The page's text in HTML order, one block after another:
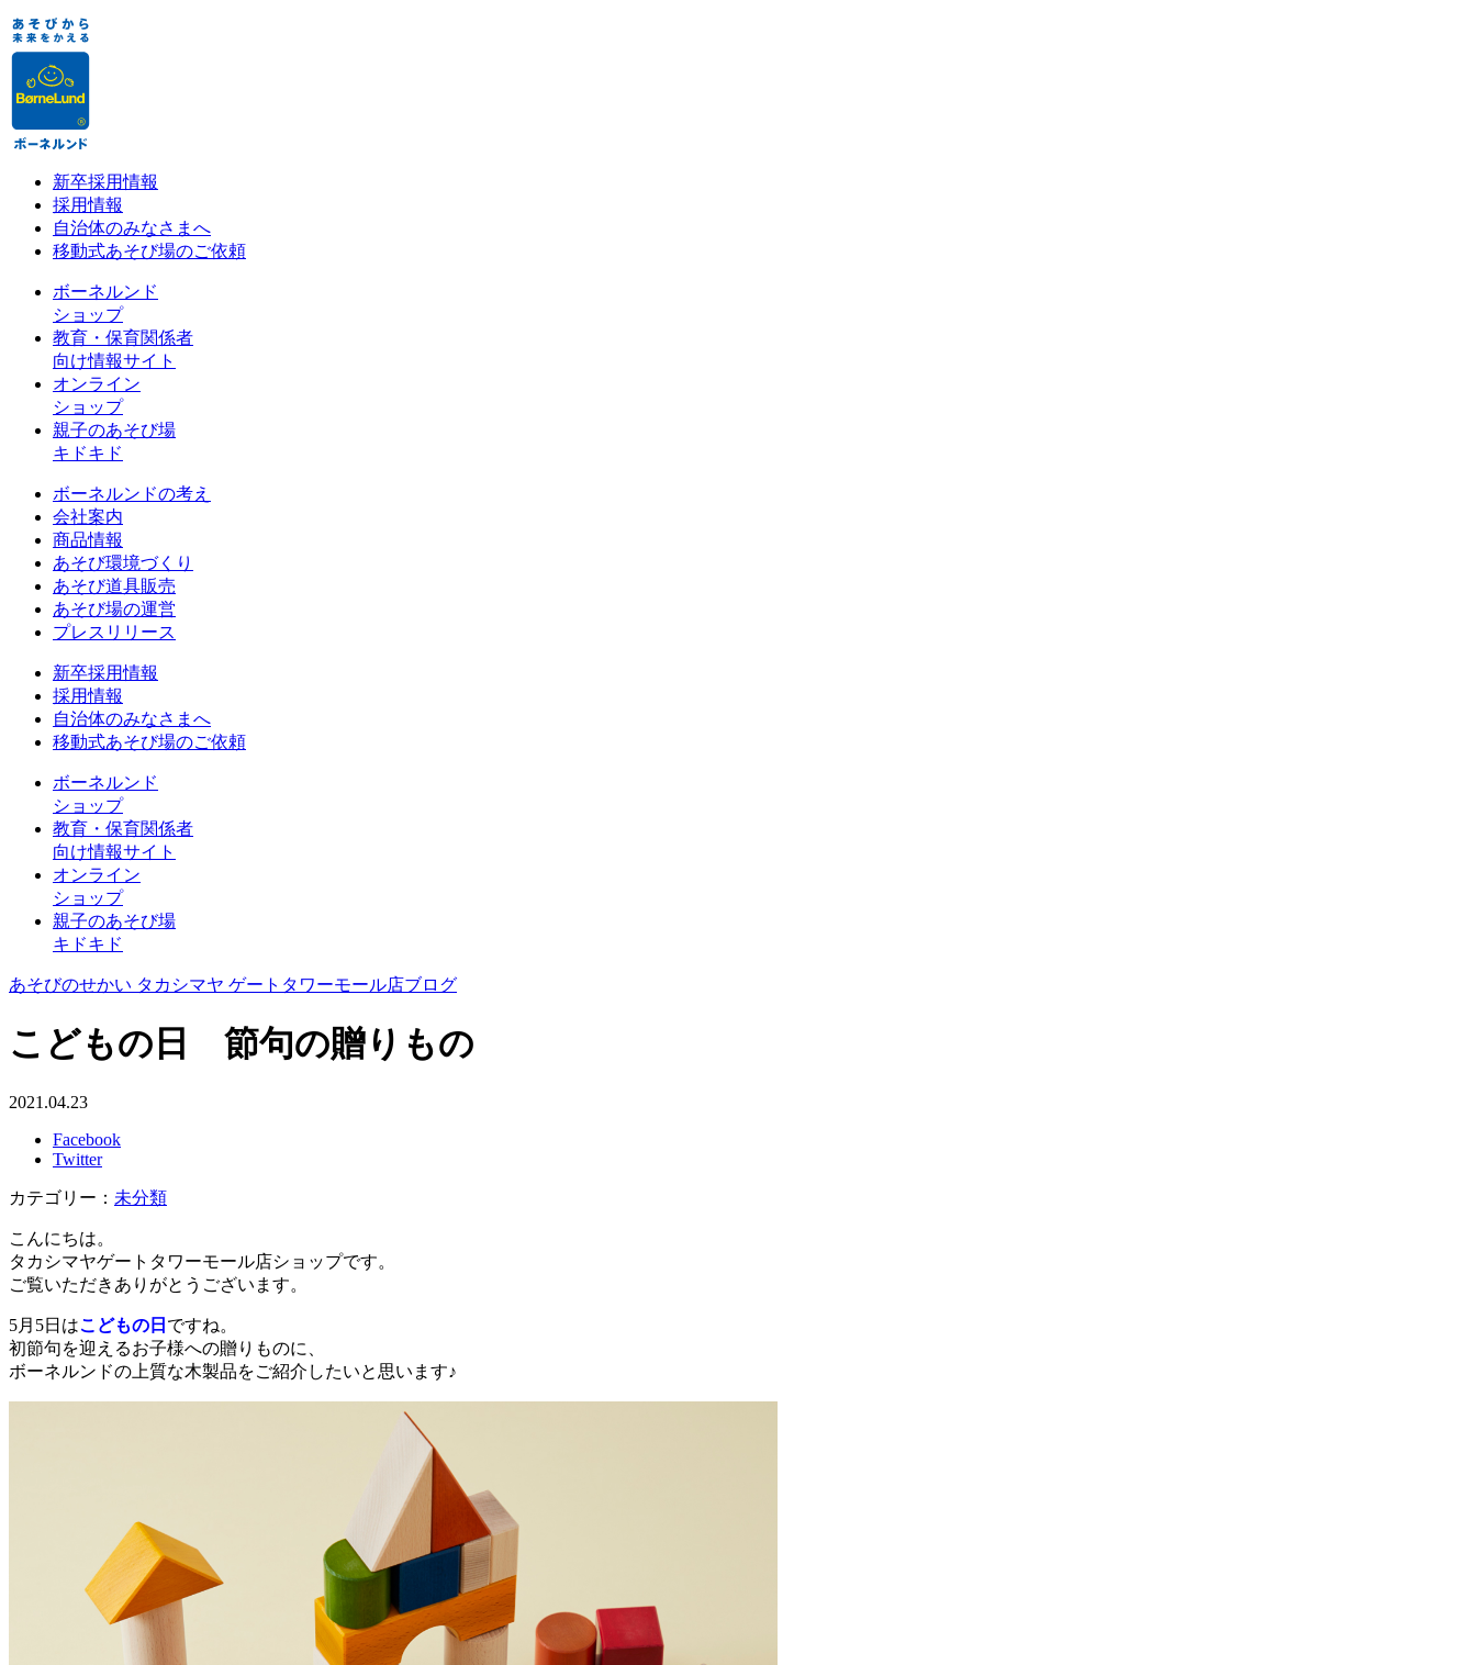
新卒採用情報
採用情報
自治体のみなさまへ
移動式あそび場のご依頼
ボーネルンド
ショップ
教育・保育関係者
向け情報サイト
オンライン
ショップ
親子のあそび場
キドキド
ボーネルンドの考え
会社案内
商品情報
あそび環境づくり
あそび道具販売
あそび場の運営
プレスリリース
新卒採用情報
採用情報
自治体のみなさまへ
移動式あそび場のご依頼
ボーネルンド
ショップ
教育・保育関係者
向け情報サイト
オンライン
ショップ
親子のあそび場
キドキド
あそびのせかい タカシマヤ ゲートタワーモール店ブログ
こどもの日 節句の贈りもの
2021.04.23
Facebook
Twitter
カテゴリー： 未分類
こんにちは。
タカシマヤゲートタワーモール店ショップです。
ご覧いただきありがとうございます。
5月5日はこどもの日 ですね。
初節句を迎えるお子様への贈りものに、
ボーネルンドの上質な木製品をご紹介したいと思います♪